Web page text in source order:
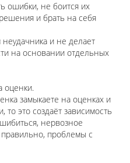
ошибки, не боится их
и брать на себя
и не делает
на основании отдельных
оценки.
замыкаете на оценках и
это создаёт зависимость
нервозное
проблемы с